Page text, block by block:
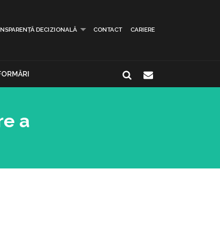
DECIZIONALĂ CONTACT CARIERE
a